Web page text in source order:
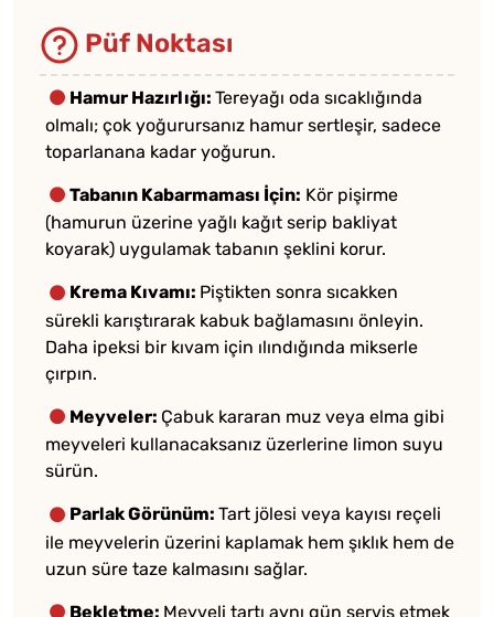
Püf Noktası
Hamur Hazırlığı: Tereyağı oda sıcaklığında
olmalı; çok yoğurursanız hamur sertleşir, sadece
toparlanana kadar yoğurun.
Tabanın Kabarmaması İçin: Kör pişirme
(hamurun üzerine yağlı kağıt serip bakliyat
koyarak) uygulamak tabanın şeklini korur.
Krema Kıvamı: Piştikten sonra sıcakken
sürekli karıştırarak kabuk bağlamasını önleyin.
Daha ipeksi bir kıvam için ılındığında mikserle
çırpın.
Meyveler: Çabuk kararan muz veya elma gibi
meyveleri kullanacaksanız üzerlerine limon suyu
sürün.
Parlak Görünüm: Tart jölesi veya kayısı reçeli
ile meyvelerin üzerini kaplamak hem şıklık hem de
uzun süre taze kalmasını sağlar.
Bekletme: Meyveli tartı aynı gün servis etmek